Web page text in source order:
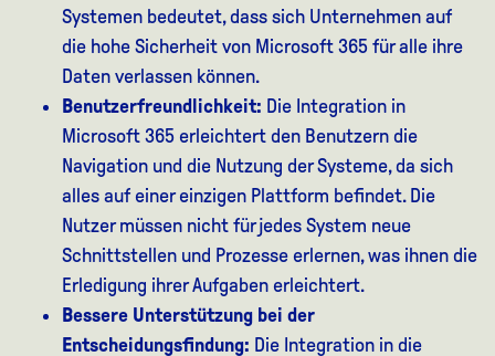
Systemen bedeutet, dass sich Unternehmen auf
die hohe Sicherheit von Microsoft 365 für alle ihre
Daten verlassen können.
Benutzerfreundlichkeit: Die Integration in
Microsoft 365 erleichtert den Benutzern die
Navigation und die Nutzung der Systeme, da sich
alles auf einer einzigen Plattform befindet. Die
Nutzer müssen nicht für jedes System neue
Schnittstellen und Prozesse erlernen, was ihnen die
Erledigung ihrer Aufgaben erleichtert.
Bessere Unterstützung bei der
Entscheidungsfindung: Die Integration in die